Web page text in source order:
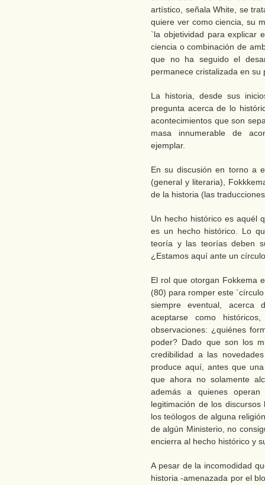
artístico, señala White, se
quiere ver como ciencia, su
`la objetividad para explicar
ciencia o combinación de
que no ha seguido el
permanece cristalizada en
La historia, desde sus
pregunta acerca de lo
acontecimientos que son
masa innumerable de
ejemplar.
En su discusión en torno a
(general y literaria),
de la historia (las
Un hecho histórico es aquél
es un hecho histórico. Lo
teoría y las teorías deben
¿Estamos aquí ante un
El rol que otorgan Fokkema
(80) para romper este
siempre eventual, acerca
aceptarse como
observaciones: ¿quiénes
poder? Dado que son los
credibilidad a las
produce aquí, antes que
que ahora no solamente
además a quienes
legitimación de los
los teólogos de alguna
de algún Ministerio, no
encierra al hecho histórico y
A pesar de la incomodidad
historia -amenazada por el